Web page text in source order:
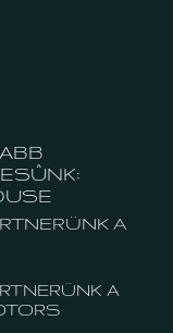
A
A